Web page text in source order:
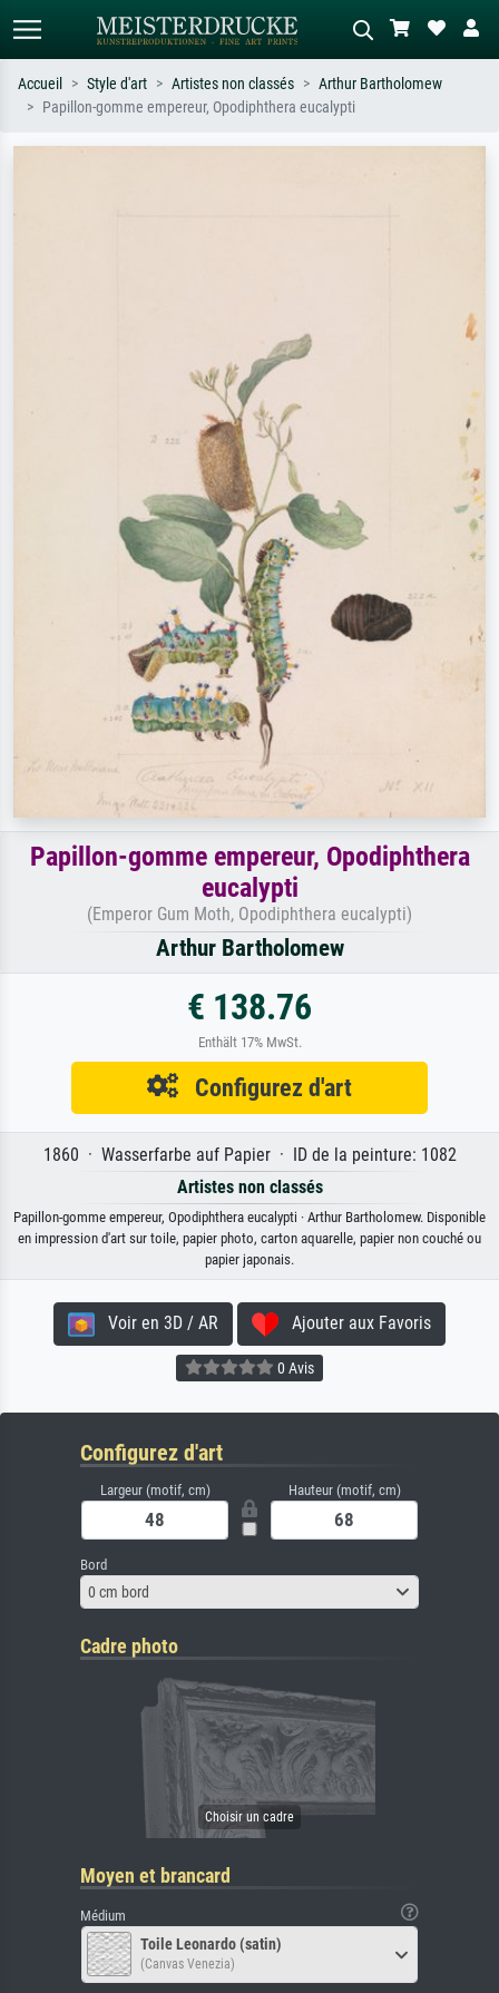
Accueil Style d'art Artistes non classés
Arthur Bartholomew
Papillon-gomme empereur, Opodiphthera eucalypti
Papillon-gomme empereur, Opodiphthera
eucalypti
(Emperor Gum Moth, Opodiphthera eucalypti)
Arthur Bartholomew
€ 138.76
Enthält 17% MwSt.
Configurez d'art
1860 · Wasserfarbe auf Papier · ID de la peinture: 1082
Artistes non classés
Papillon-gomme empereur, Opodiphthera eucalypti · Arthur Bartholomew. Disponible
en impression d'art sur toile, papier photo, carton aquarelle, papier non couché ou
papier japonais.
Voir en 3D / AR Ajouter aux Favoris
0 Avis
Configurez d'art
Largeur (motif, cm) Hauteur (motif, cm)
Bord
0 cm bord
Cadre photo
Moyen et brancard
Médium
Toile Leonardo (satin)
(Canvas Venezia)